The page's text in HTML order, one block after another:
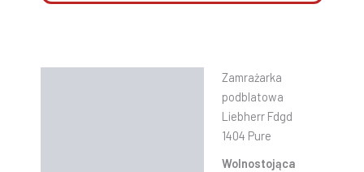
Zamrażarka
podblatowa
Liebherr Fdgd
1404 Pure
Wolnostojąca